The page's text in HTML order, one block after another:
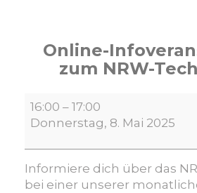
Online-
zum NRW-
Online-
Infoveranstaltung
NRW-
Technikum
16:00 – 17:00
Donnerstag, 8. Mai 2025
Informiere dich über das
bei einer unserer